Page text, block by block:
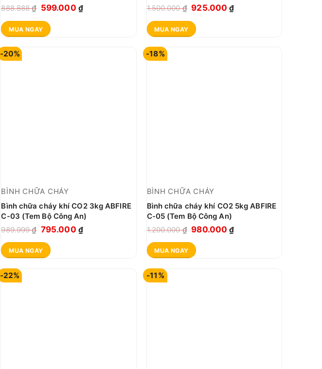
888.888₫ Giá
gốc
là:
599.000 ₫Giá
MUA NGAY
1.500.000₫ Giá
là:
925.000₫Giá
MUA NGAY
-20%
BÌNH CHỮA CHÁY
Bình chữa cháy khí CO2 3kg ABFIRE
C-03 (Tem Bộ Công An)
989.999₫ Giá
gốc
là:
795.000 ₫Giá
MUA NGAY
-18%
BÌNH CHỮA CHÁY
Bình chữa cháy khí CO2 5kg ABFIRE
C-05 (Tem Bộ Công An)
1.200.000₫ Giá
là:
980.000₫Giá
MUA NGAY
-22% -11%